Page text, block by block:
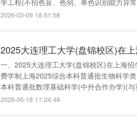
学工程(不招色盲、色弱、单色识别能力异
程)26240/4北京2025综合本科批过程装备
2026-03-09 18:51:58
2025大连理工大学(盘锦校区)在
一、2025大连理工大学(盘锦校区)在上海
费学制上海2025综合本科普通批生物科学
本科普通批数理基础科学(中外合作办学)(
语种考生慎报)285000/4上海2025综合本科
2026-05-18 11:24:48